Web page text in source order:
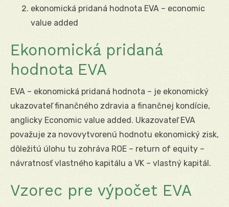
ekonomická pridaná hodnota EVA – economic
value added
Ekonomická pridaná
hodnota EVA
EVA – ekonomická pridaná hodnota – je ekonomický
ukazovateľ finančného zdravia a finančnej kondície,
anglicky Economic value added. Ukazovateľ EVA
považuje za novovytvorenú hodnotu ekonomický zisk,
dôležitú úlohu tu zohráva ROE – return of equity –
návratnosť vlastného kapitálu a VK – vlastný kapitál.
Vzorec pre výpočet EVA